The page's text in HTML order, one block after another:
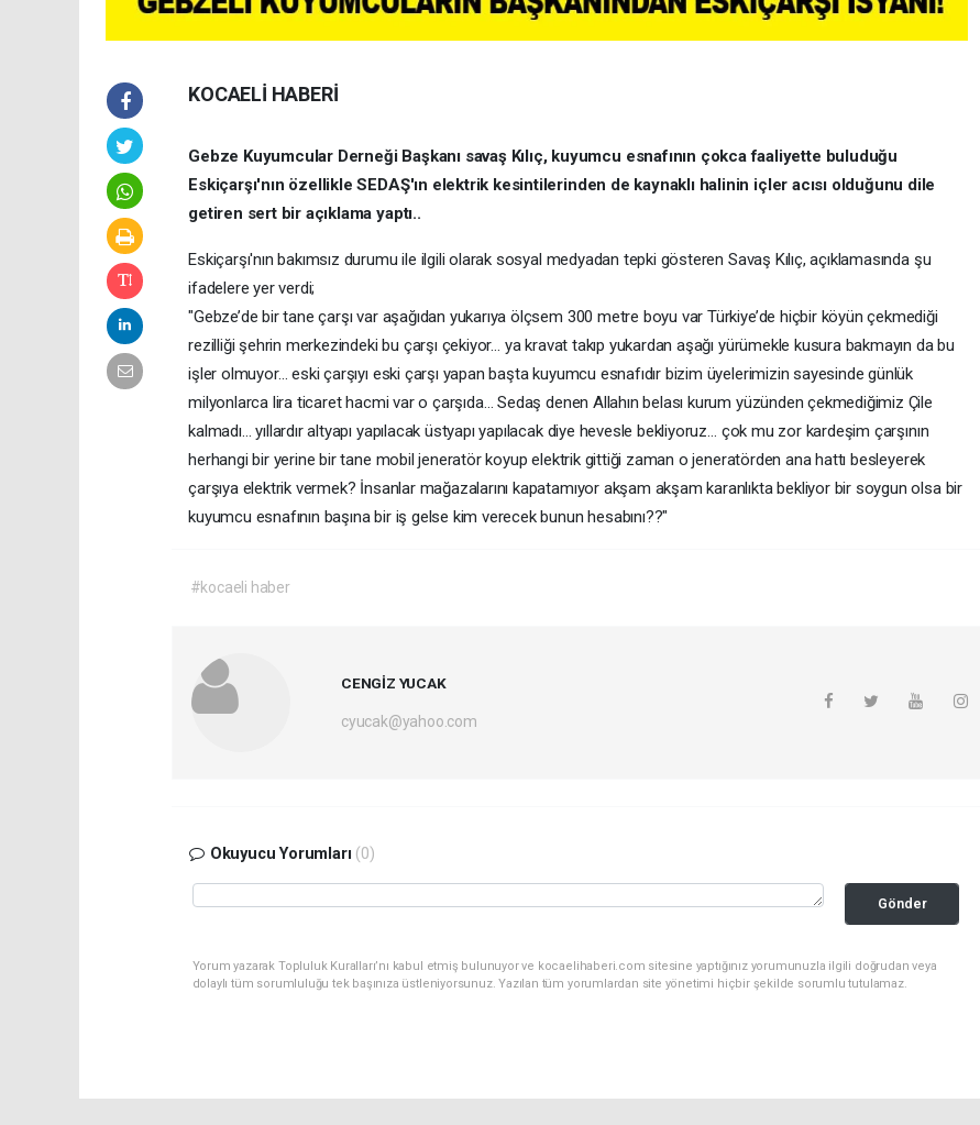
KOCAELİ HABERİ
Gebze Kuyumcular Derneği Başkanı savaş Kılıç, kuyumcu esnafının çokca faaliyette buluduğu
Eskiçarşı'nın özellikle SEDAŞ'ın elektrik kesintilerinden de kaynaklı halinin içler acısı olduğunu dile
getiren sert bir açıklama yaptı..
Eskiçarşı'nın bakımsız durumu ile ilgili olarak sosyal medyadan tepki gösteren Savaş Kılıç, açıklamasında şu
ifadelere yer verdi;
"Gebze’de bir tane çarşı var aşağıdan yukarıya ölçsem 300 metre boyu var Türkiye’de hiçbir köyün çekmediği
rezilliği şehrin merkezindeki bu çarşı çekiyor… ya kravat takıp yukardan aşağı yürümekle kusura bakmayın da bu
işler olmuyor… eski çarşıyı eski çarşı yapan başta kuyumcu esnafıdır bizim üyelerimizin sayesinde günlük
milyonlarca lira ticaret hacmi var o çarşıda… Sedaş denen Allahın belası kurum yüzünden çekmediğimiz Çile
kalmadı… yıllardır altyapı yapılacak üstyapı yapılacak diye hevesle bekliyoruz… çok mu zor kardeşim çarşının
herhangi bir yerine bir tane mobil jeneratör koyup elektrik gittiği zaman o jeneratörden ana hattı besleyerek
çarşıya elektrik vermek? İnsanlar mağazalarını kapatamıyor akşam akşam karanlıkta bekliyor bir soygun olsa bir
kuyumcu esnafının başına bir iş gelse kim verecek bunun hesabını??"
#kocaeli haber
CENGİZ YUCAK
cyucak@yahoo.com
Okuyucu Yorumları (0)
Gönder
Yorum yazarak Topluluk Kuralları’nı kabul etmiş bulunuyor ve kocaelihaberi.com sitesine yaptığınız yorumunuzla ilgili doğrudan veya
dolaylı tüm sorumluluğu tek başınıza üstleniyorsunuz. Yazılan tüm yorumlardan site yönetimi hiçbir şekilde sorumlu tutulamaz.